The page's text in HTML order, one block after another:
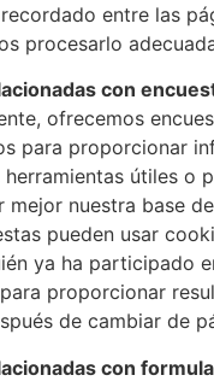
entre las
procesarlo
con
ofrecemos
para proporcionar
herramientas útiles o
mejor nuestra base
pueden usar
ya ha participado
proporcionar
de cambiar de
con